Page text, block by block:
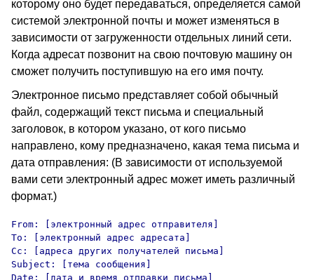
которому оно будет передаваться, определяется самой
системой электронной почты и может изменяться в
зависимости от загруженности отдельных линий сети.
Когда адресат позвонит на свою почтовую машину он
сможет получить поступившую на его имя почту.
Электронное письмо представляет собой обычный
файл, содержащий текст письма и специальный
заголовок, в котором указано, от кого письмо
направлено, кому предназначено, какая тема письма и
дата отправления: (В зависимости от используемой
вами сети электронный адрес может иметь различный
формат.)
From: [электронный адрес отправителя]
To: [электронный адрес адресата]
Cc: [адреса других получателей письма]
Subject: [тема сообщения]
Date: [дата и время отправки письма]